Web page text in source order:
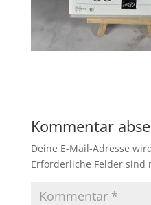
Kommentar
Deine E-Mail-Adresse
Erforderliche Felder sind